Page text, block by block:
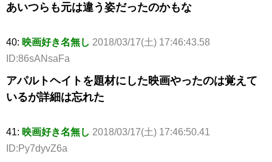
あいつらも元は違う姿だったのかもな
40: 映画好き名無し 2018/03/17(土) 17:46:43.58
ID:86sANsaFa
アパルトヘイトを題材にした映画やったのは覚えて
いるが詳細は忘れた
41: 映画好き名無し 2018/03/17(土) 17:46:50.41
ID:Py7dyvZ6a